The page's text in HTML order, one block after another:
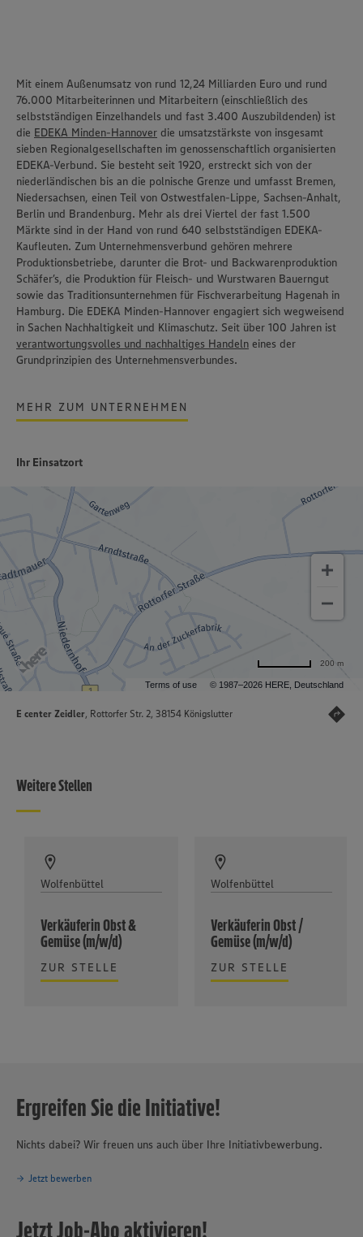
Mit einem Außenumsatz von rund 12,24 Milliarden Euro und rund
76.000 Mitarbeiterinnen und Mitarbeitern (einschließlich des
selbstständigen Einzelhandels und fast 3.400 Auszubildenden) ist
die EDEKA Minden-Hannover die umsatzstärkste von insgesamt
sieben Regionalgesellschaften im genossenschaftlich organisierten
EDEKA-Verbund. Sie besteht seit 1920, erstreckt sich von der
niederländischen bis an die polnische Grenze und umfasst Bremen,
Niedersachsen, einen Teil von Ostwestfalen-Lippe, Sachsen-Anhalt,
Berlin und Brandenburg. Mehr als drei Viertel der fast 1.500
Märkte sind in der Hand von rund 640 selbstständigen EDEKA-
Kaufleuten. Zum Unternehmensverbund gehören mehrere
Produktionsbetriebe, darunter die Brot- und Backwarenproduktion
Schäfer’s, die Produktion für Fleisch- und Wurstwaren Bauerngut
sowie das Traditionsunternehmen für Fischverarbeitung Hagenah in
Hamburg. Die EDEKA Minden-Hannover engagiert sich wegweisend
in Sachen Nachhaltigkeit und Klimaschutz. Seit über 100 Jahren ist
verantwortungsvolles und nachhaltiges Handeln eines der
Grundprinzipien des Unternehmensverbundes.
MEHR ZUM UNTERNEHMEN
Ihr Einsatzort
Terms of use © 1987–2026 HERE, Deutschland
200 m
E center Zeidler, Rottorfer Str. 2, 38154 Königslutter
Weitere Stellen
Wolfenbüttel
Verkäuferin Obst &
Gemüse (m/w/d)
ZUR STELLE
Wolfenbüttel
Verkäuferin Obst /
Gemüse (m/w/d)
ZUR STELLE
Ergreifen Sie die Initiative!
Nichts dabei? Wir freuen uns auch über Ihre Initiativbewerbung.
Jetzt bewerben
Jetzt Job-Abo aktivieren!